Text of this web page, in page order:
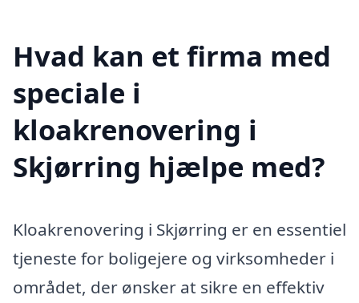
Hvad kan et firma med
speciale i
kloakrenovering i
Skjørring hjælpe med?
Kloakrenovering i Skjørring er en essentiel
tjeneste for boligejere og virksomheder i
området, der ønsker at sikre en effektiv